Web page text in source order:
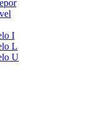
I
L
U